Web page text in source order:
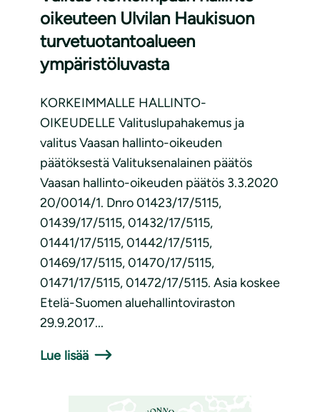
oikeuteen Ulvilan Haukisuon
turvetuotantoalueen
ympäristöluvasta
KORKEIMMALLE HALLINTO-
OIKEUDELLE Valituslupahakemus ja
valitus Vaasan hallinto-oikeuden
päätöksestä Valituksenalainen päätös
Vaasan hallinto-oikeuden päätös 3.3.2020
20/0014/1. Dnro 01423/17/5115,
01439/17/5115, 01432/17/5115,
01441/17/5115, 01442/17/5115,
01469/17/5115, 01470/17/5115,
01471/17/5115, 01472/17/5115. Asia koskee
Etelä-Suomen aluehallintoviraston
29.9.2017...
Lue lisää